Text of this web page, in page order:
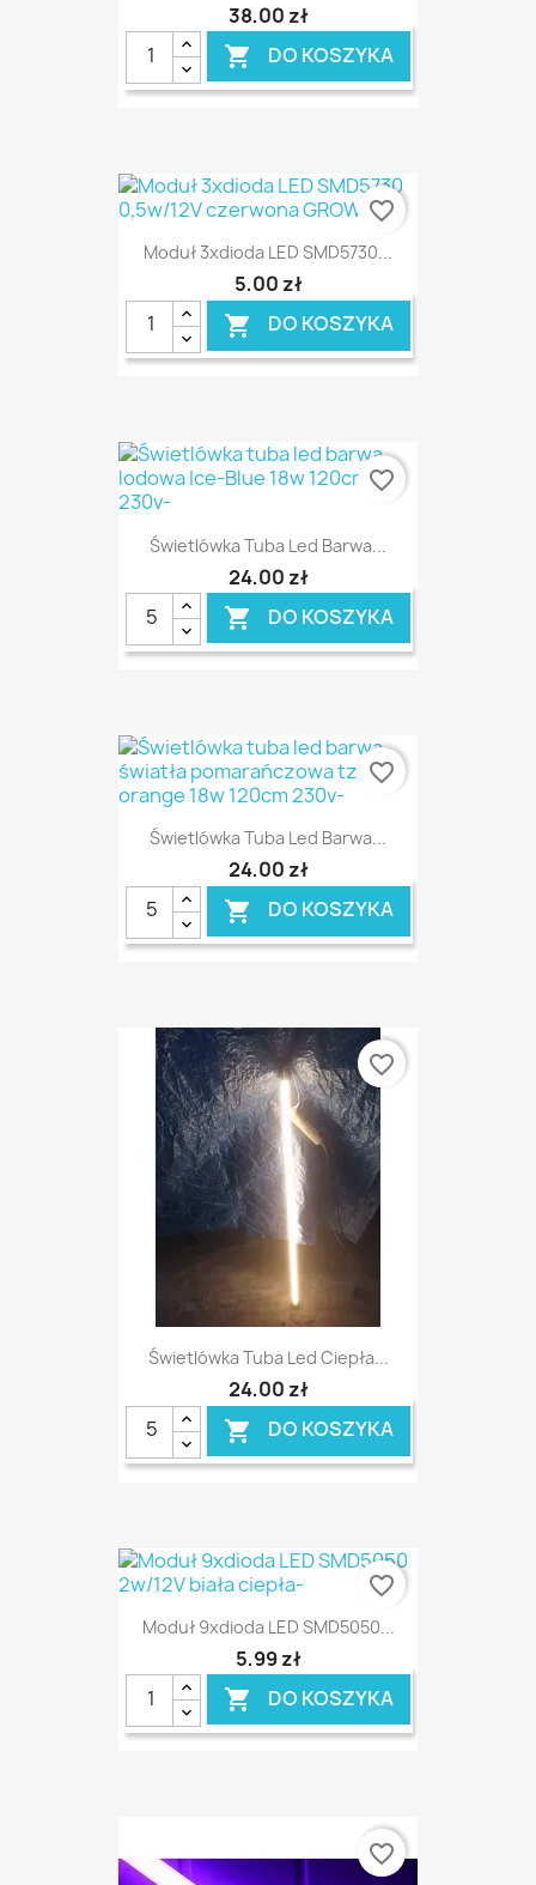
38,00 zł
 DO KOSZYKA
Moduł 3xdioda LED SMD5730...
5,00 zł
 DO KOSZYKA
favorite_border
Świetlówka Tuba Led Barwa...
24,00 zł
 DO KOSZYKA
favorite_border
Świetlówka Tuba Led Barwa...
24,00 zł
 DO KOSZYKA
favorite_border
Świetlówka Tuba Led Ciepła...
24,00 zł
 DO KOSZYKA
favorite_border
Moduł 9xdioda LED SMD5050...
5,99 zł
 DO KOSZYKA
favorite_border
favorite_border